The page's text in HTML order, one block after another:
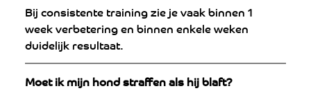
Bij consistente training zie je vaak binnen 1
week verbetering en binnen enkele weken
duidelijk resultaat.
Moet ik mijn hond straffen als hij blaft?